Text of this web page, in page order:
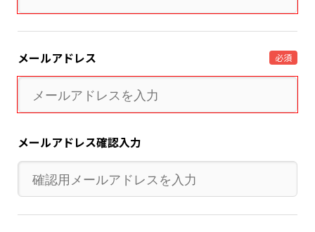
メールアドレス 必須
メールアドレス確認入力